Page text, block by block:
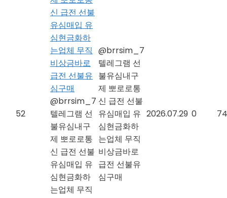
52
신 급전 선불
유심매입 유
심현금화하
는업체 무직
비상금바로
급전 선불유
심구매
@brrsim_7
텔레그램 선
불유심내구
제 뽀로로통
신 급전 선불
유심매입 유
심현금화하
는업체 무직
@brrsim_7
텔레그램 선
불유심내구
제 뽀로로통
신 급전 선불
유심매입 유
심현금화하
는업체 무직
비상금바로
급전 선불유
심구매
2026.07.29 0 74